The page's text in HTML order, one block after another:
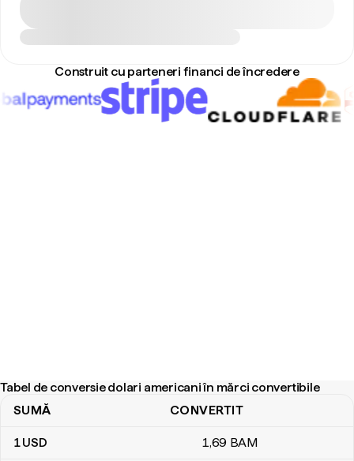
Construit cu parteneri financi de încredere
Tabel de conversie dolari americani în mărci convertibile
Tabel de conversie dolari americani în mărci convertibile
SUMĂ CONVERTIT
1USD 1,69 BAM